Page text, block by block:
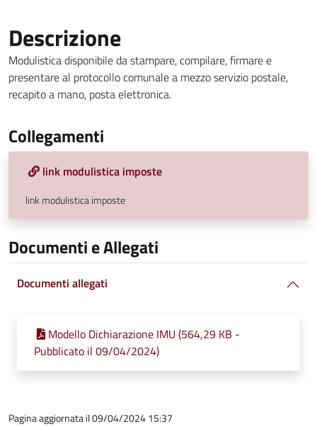
Descrizione
Modulistica disponibile da stampare, compilare, firmare e
presentare al protocollo comunale a mezzo servizio postale,
recapito a mano, posta elettronica.
Collegamenti
link modulistica imposte
link modulistica imposte
Documenti e Allegati
Documenti allegati
Modello Dichiarazione IMU (564,29 KB -
Pubblicato il 09/04/2024)
Pagina aggiornata il 09/04/2024 15:37